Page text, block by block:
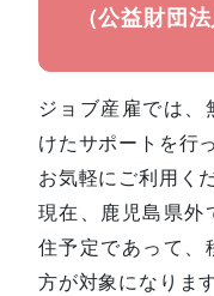
（公益財団
ジョブ産雇では、
けたサポートを行
お気軽にご利用く
現在、鹿児島県外
住予定であって、
方が対象になります